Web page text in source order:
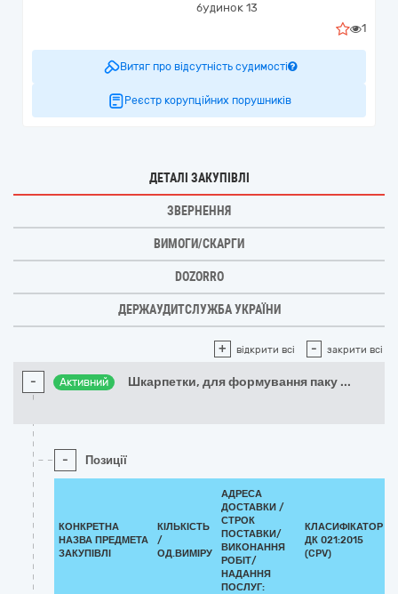
будинок 13
1
Витяг про відсутність судимості
Реєстр корупційних порушників
ДЕТАЛІ ЗАКУПІВЛІ
ЗВЕРНЕННЯ
ВИМОГИ/СКАРГИ
DOZORRO
ДЕРЖАУДИТСЛУЖБА УКРАЇНИ
+ відкрити всі - закрити всі
- Активний Шкарпетки, для формування паку ...
- Позиції
КОНКРЕТНА
НАЗВА ПРЕДМЕТА
ЗАКУПІВЛІ
КІЛЬКІСТЬ
/
ОД.ВИМІРУ
АДРЕСА
ДОСТАВКИ /
СТРОК
ПОСТАВКИ/
ВИКОНАННЯ
РОБІТ/
НАДАННЯ
ПОСЛУГ:
КЛАСИФІКАТОР
ДК 021:2015
(CPV)